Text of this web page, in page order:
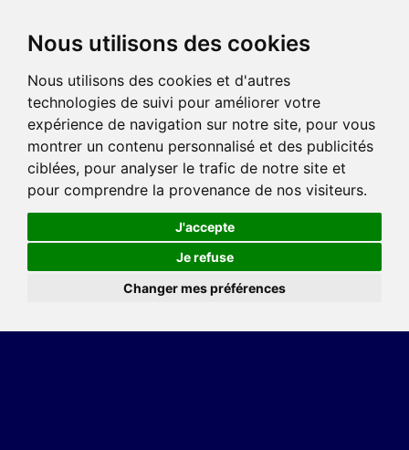
Nous utilisons des cookies
Nous utilisons des cookies et d'autres
technologies de suivi pour améliorer votre
expérience de navigation sur notre site, pour vous
montrer un contenu personnalisé et des publicités
ciblées, pour analyser le trafic de notre site et
pour comprendre la provenance de nos visiteurs.
J'accepte
Je refuse
Changer mes préférences